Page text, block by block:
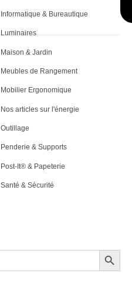
Informatique & Bureautique
Luminaires
Maison & Jardin
Meubles de Rangement
Mobilier Ergonomique
Nos articles sur l'énergie
Outillage
Penderie & Supports
Post-It® & Papeterie
Santé & Sécurité
Search Button